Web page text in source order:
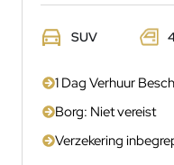
SUV
1 Dag Verhuur
Borg: Niet vereist
Verzekering